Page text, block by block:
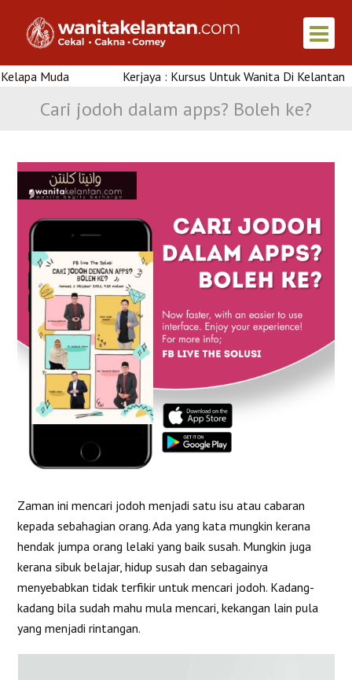
Kerjaya : Kursus Untuk Wanita Di Kelantan
Cari jodoh dalam apps? Boleh ke?
Zaman ini mencari jodoh menjadi satu isu atau cabaran
kepada sebahagian orang. Ada yang kata mungkin kerana
hendak jumpa orang lelaki yang baik susah. Mungkin juga
kerana sibuk belajar, hidup susah dan sebagainya
menyebabkan tidak terfikir untuk mencari jodoh. Kadang-
kadang bila sudah mahu mula mencari, kekangan lain pula
yang menjadi rintangan.